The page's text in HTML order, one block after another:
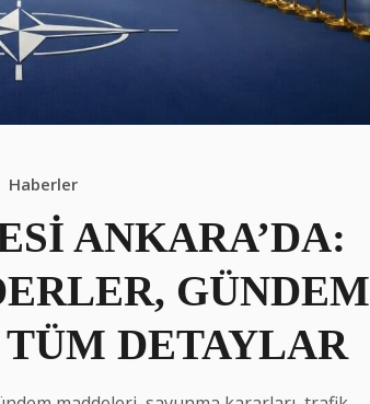
Haberler
ANKARA’DA:
GÜNDEM
DETAYLAR